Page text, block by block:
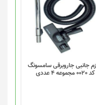
جانبی جاروبرقی سامسونگ
کد 0020 مجموعه 4 عددی